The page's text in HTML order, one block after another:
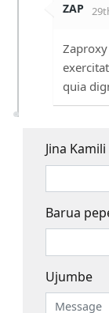
ZAP
quia
Jina Kamili
Barua
Ujumbe